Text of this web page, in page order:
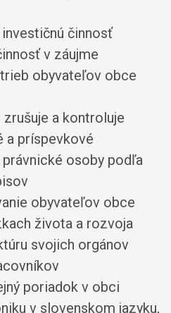
činnosť
v záujme
obyvateľov obce
a kontroluje
a príspevkové
osoby podľa
obyvateľov obce
života a rozvoja
svojich orgánov
poriadok v obci
v slovenskom jazyku,